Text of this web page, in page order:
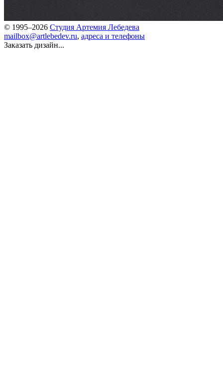
© 1995–2026 Студия Артемия Лебедева
mailbox@artlebedev.ru, адреса и телефоны
Заказать дизайн...